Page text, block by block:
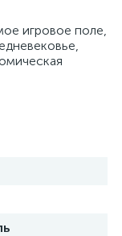
игровое поле,